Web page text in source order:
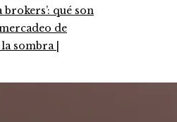
brokers’: qué son
de
sombra |